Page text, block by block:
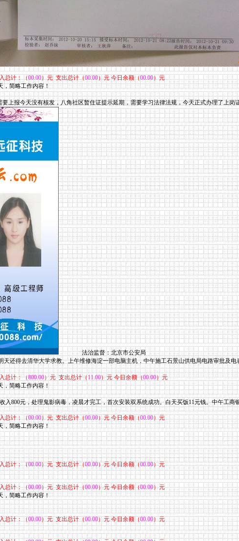
总计：（00.00）元 支出总计（00.00）元 今日余额（00.00）元
，简略工作内容！
上报今天没有核发，八角社区暂住证提示延期，需要学习法律法规，今天正式办理了上岗
法治监督：北京市公安局
天还得去清华大学求教。上午维修海淀一部电脑主机，中午施工石景山供电局电路审批及
总计：（800.00）元 支出总计（11.00）元 今日余额（00.00）元
，简略工作内容！
入800元，处理鬼影病毒，凌晨才完工，首次安装双系统成功。白天买饭11元钱。中午工
总计：（00.00）元 支出总计（00.00）元 今日余额（00.00）元
，简略工作内容！
总计：（00.00）元 支出总计（00.00）元 今日余额（00.00）元
总计：（00.00）元 支出总计（00.00）元 今日余额（00.00）元
，简略工作内容！
总计：（00.00）元 支出总计（00.00）元 今日余额（00.00）元